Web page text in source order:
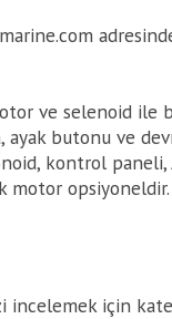
ve selenoid ile
butonu ve
kontrol paneli,
motor opsiyoneldir.
incelemek için